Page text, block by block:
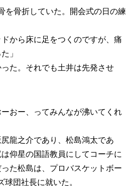
を骨折していた。開会式の日の練
ドから床に足をつくのですが、痛
」
た。それでも土井は先発させ
ーおー、ってみんなが沸いてくれ
龍之介であり、松島鴻太であ
仰星の国語教員にしてコーチに
た松島は、プロバスケットボー
球団社長に就いた。